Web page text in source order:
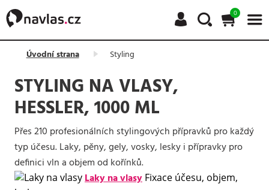
0
Úvodní strana Styling
STYLING NA VLASY,
HESSLER, 1000 ML
Přes 210 profesionálních stylingových přípravků pro každý
typ účesu. Laky, pěny, gely, vosky, lesky i přípravky pro
definici vln a objem od kořínků.
Laky na vlasy Fixace účesu, objem,